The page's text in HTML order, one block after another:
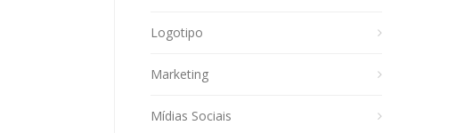
Logotipo
Marketing
Mídias Sociais